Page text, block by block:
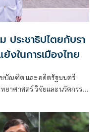
ประชาธิปไตยกับรา
งในการเมืองไทย
ชบัณฑิต และอดีตรัฐมนตรี
ยาศาสตร์ วิจัยและนวัตกรรม
นื้อหาดังนี้